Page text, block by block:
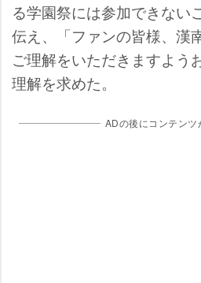
る学園祭には参加できない
伝え、「ファンの皆様、漢
ご理解をいただきますよう
理解を求めた。
ADの後にコンテンツ